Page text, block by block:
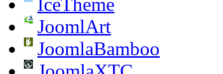
IceTheme
JoomlArt
JoomlaBamboo